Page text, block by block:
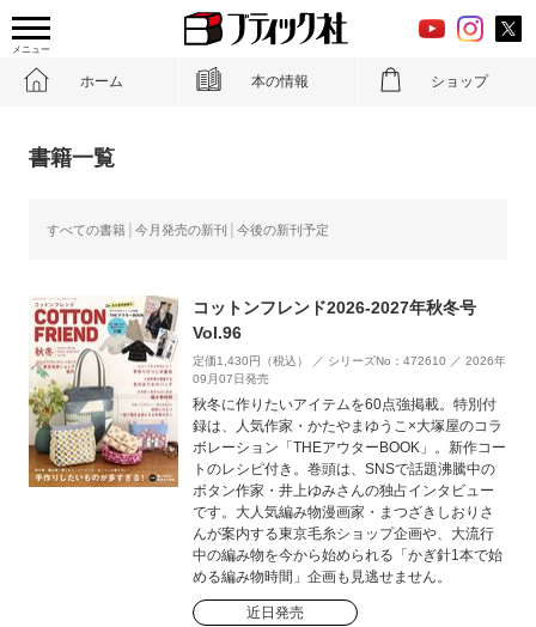
メニュー
ホーム 本の情報 ショップ
書籍一覧
すべての書籍 今月発売の新刊 今後の新刊予定
コットンフレンド2026-2027年秋冬号
Vol.96
定価1,430円（税込） ／ シリーズNo：472610 ／ 2026年
09月07日発売
秋冬に作りたいアイテムを60点強掲載。特別付
録は、人気作家・かたやまゆうこ×大塚屋のコラ
ボレーション「THEアウターBOOK」。新作コー
トのレシピ付き。巻頭は、SNSで話題沸騰中の
ボタン作家・井上ゆみさんの独占インタビュー
です。大人気編み物漫画家・まつざきしおりさ
んが案内する東京毛糸ショップ企画や、大流行
中の編み物を今から始められる「かぎ針1本で始
める編み物時間」企画も見逃せません。
近日発売